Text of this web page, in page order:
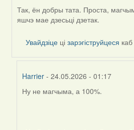
In
reply
V
Так, ён добры тата. Проста,
яшчэ мае дзесьці дзетак.
Увайдзіце цізарэгіструйцеся
Harrier - 24.05.2026 - 01:17
In
Ну не магчыма, а 100%.